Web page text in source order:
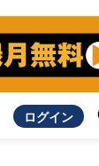
ログイン